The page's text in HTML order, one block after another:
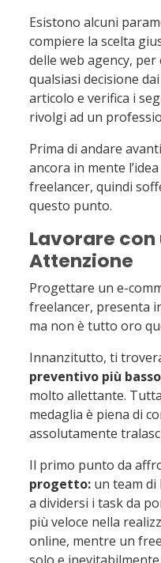
Esistono alcuni
compiere la scelta
delle web agency,
qualsiasi decisione
articolo e verifica i
rivolgi ad un
Prima di andare
ancora in mente
freelancer, quindi
questo punto.
Lavorare
Attenzione
Progettare un e-
freelancer, presenta
ma non è tutto oro
Innanzitutto, ti
preventivo più
molto allettante.
medaglia è piena di
assolutamente
Il primo punto da
progetto: un team
a dividersi i task da
più veloce nella
online, mentre un
solo e inevitabilmente